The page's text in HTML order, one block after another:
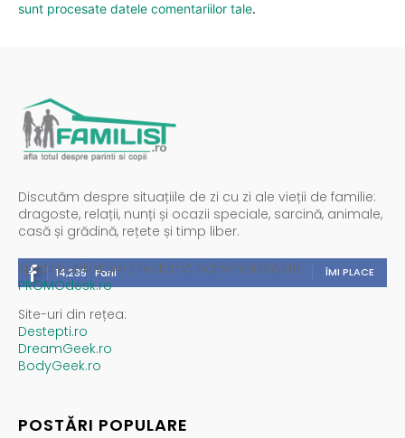
sunt procesate datele comentariilor tale.
Discutăm despre situațiile de zi cu zi ale vieții de familie:
dragoste, relații, nunți și ocazii speciale, sarcină, animale,
casă și grădină, rețete și timp liber.
14,235 Fani ÎMI PLACE
Spații publicitare / reclamă administrată de
PROMOdesk.ro
Site-uri din rețea:
Destepti.ro
DreamGeek.ro
BodyGeek.ro
POSTĂRI POPULARE